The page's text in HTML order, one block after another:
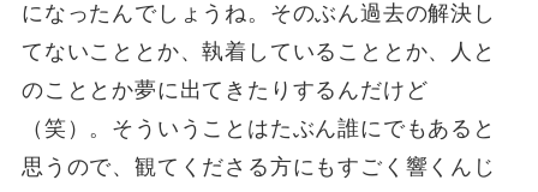
になったんでしょうね。そのぶん過去の解決し
てないこととか、執着していることとか、人と
のこととか夢に出てきたりするんだけど
（笑）。そういうことはたぶん誰にでもあると
思うので、観てくださる方にもすごく響くんじ